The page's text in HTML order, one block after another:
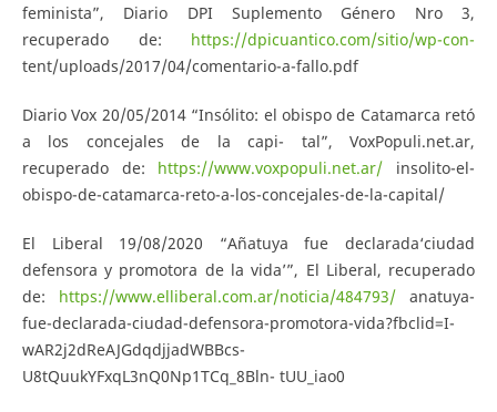
feminista”, Diario DPI Suplemento Género Nro 3,
recuperado de: https://dpicuantico.com/sitio/wp-con-
tent/uploads/2017/04/comentario-a-fallo.pdf
Diario Vox 20/05/2014 “Insólito: el obispo de Catamarca retó
a los concejales de la capi- tal”, VoxPopuli.net.ar,
recuperado de: https://www.voxpopuli.net.ar/ insolito-el-
obispo-de-catamarca-reto-a-los-concejales-de-la-capital/
El Liberal 19/08/2020 “Añatuya fue declarada‘ciudad
defensora y promotora de la vida’”, El Liberal, recuperado
de: https://www.elliberal.com.ar/noticia/484793/ anatuya-
fue-declarada-ciudad-defensora-promotora-vida?fbclid=I-
wAR2j2dReAJGdqdjjadWBBcs-
U8tQuukYFxqL3nQ0Np1TCq_8Bln- tUU_iao0